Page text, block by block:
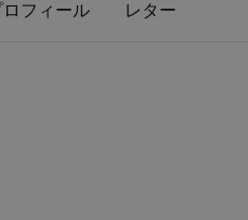
ロフィール レター